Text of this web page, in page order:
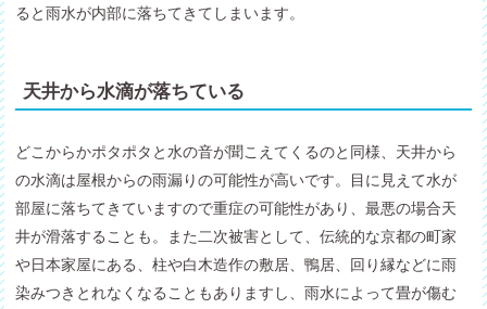
ると雨水が内部に落ちてきてしまいます。
天井から水滴が落ちている
どこからかポタポタと水の音が聞こえてくるのと同様、天井から
の水滴は屋根からの雨漏りの可能性が高いです。目に見えて水が
部屋に落ちてきていますので重症の可能性があり、最悪の場合天
井が滑落することも。また二次被害として、伝統的な京都の町家
や日本家屋にある、柱や白木造作の敷居、鴨居、回り縁などに雨
染みつきとれなくなることもありますし、雨水によって畳が傷む